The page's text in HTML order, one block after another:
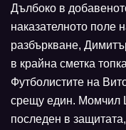
Дълбоко в
наказателното поле
разбъркване,
в крайна сметка
Футболистите на
срещу един. Момчил
последен в